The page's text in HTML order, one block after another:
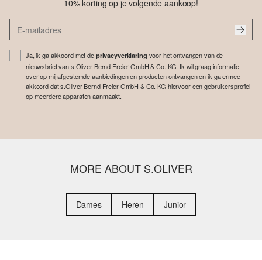
10% korting op je volgende aankoop!
Ja, ik ga akkoord met de privacyverklaring voor het ontvangen van de
nieuwsbrief van s.Oliver Bernd Freier GmbH & Co. KG. Ik wil graag informatie
over op mij afgestemde aanbiedingen en producten ontvangen en ik ga ermee
akkoord dat s.Oliver Bernd Freier GmbH & Co. KG hiervoor een gebruikersprofiel
op meerdere apparaten aanmaakt.
MORE ABOUT S.OLIVER
Dames Heren Junior